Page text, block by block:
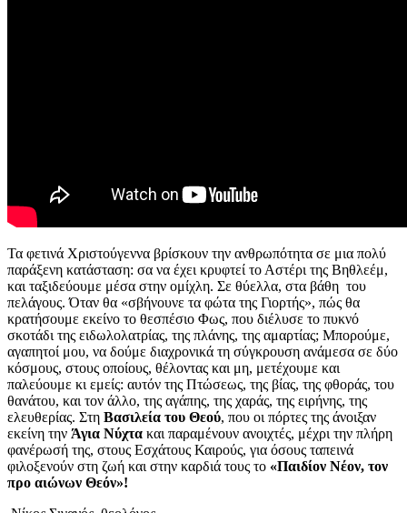
Τα φετινά Χριστούγεννα βρίσκουν την ανθρωπότητα σε μια πολύ
παράξενη κατάσταση: σα να έχει κρυφτεί το Αστέρι της Βηθλεέμ,
και ταξιδεύουμε μέσα στην ομίχλη. Σε θύελλα, στα βάθη του
πελάγους. Όταν θα «σβήνουνε τα φώτα της Γιορτής», πώς θα
κρατήσουμε εκείνο το θεσπέσιο Φως, που διέλυσε το πυκνό
σκοτάδι της ειδωλολατρίας, της πλάνης, της αμαρτίας; Μπορούμε,
αγαπητοί μου, να δούμε διαχρονικά τη σύγκρουση ανάμεσα σε δύο
κόσμους, στους οποίους, θέλοντας και μη, μετέχουμε και
παλεύουμε κι εμείς: αυτόν της Πτώσεως, της βίας, της φθοράς, του
θανάτου, και τον άλλο, της αγάπης, της χαράς, της ειρήνης, της
ελευθερίας. Στη Βασιλεία του Θεού, που οι πόρτες της άνοιξαν
εκείνη την Άγια Νύχτα και παραμένουν ανοιχτές, μέχρι την πλήρη
φανέρωσή της, στους Εσχάτους Καιρούς, για όσους ταπεινά
φιλοξενούν στη ζωή και στην καρδιά τους το «Παιδίον Νέον, τον
προ αιώνων Θεόν»!